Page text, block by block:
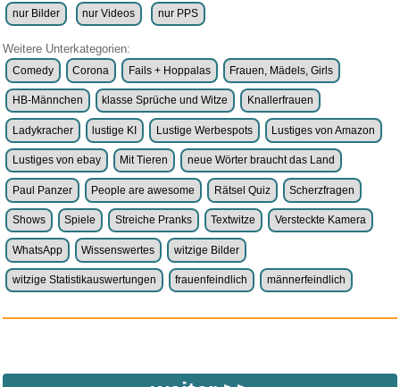
nur Bilder nur Videos nur PPS
Weitere Unterkategorien:
Comedy Corona Fails + Hoppalas Frauen, Mädels, Girls
HB-Männchen klasse Sprüche und Witze Knallerfrauen
Ladykracher lustige KI Lustige Werbespots Lustiges von Amazon
Lustiges von ebay Mit Tieren neue Wörter braucht das Land
Paul Panzer People are awesome Rätsel Quiz Scherzfragen
Shows Spiele Streiche Pranks Textwitze Versteckte Kamera
WhatsApp Wissenswertes witzige Bilder
witzige Statistikauswertungen frauenfeindlich männerfeindlich